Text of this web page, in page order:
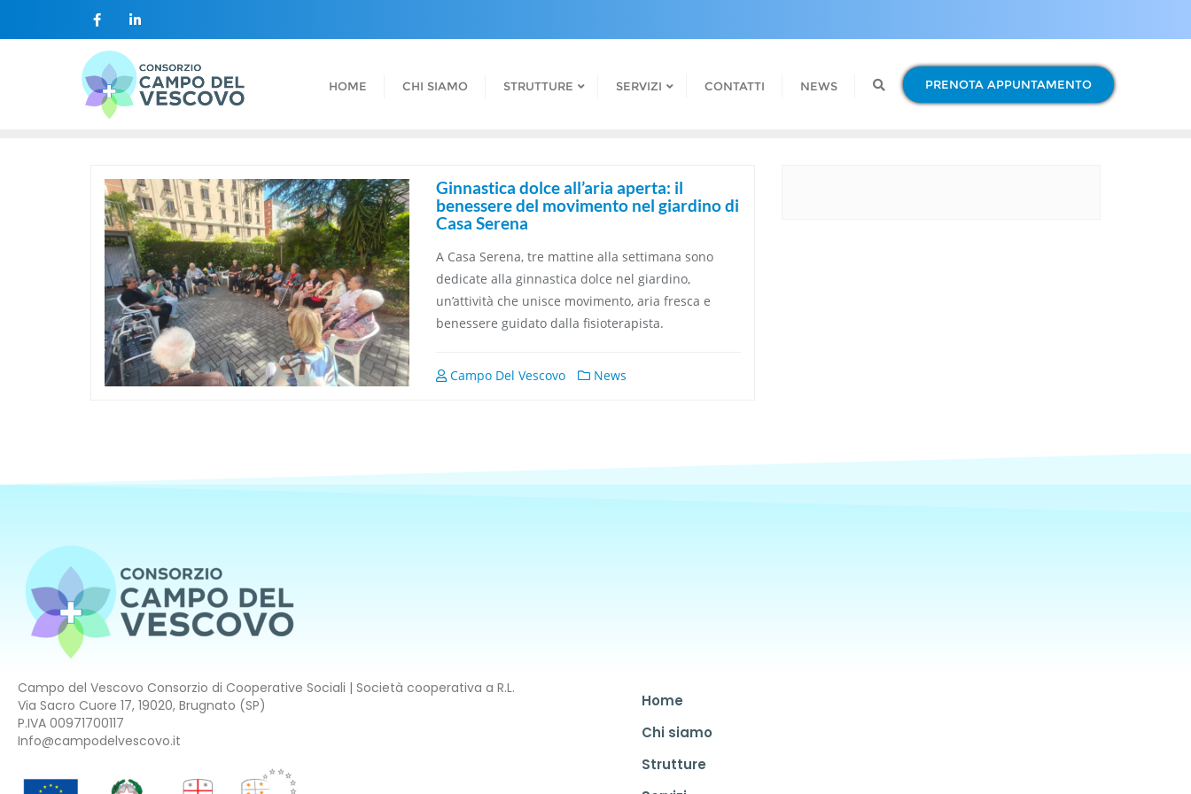
HOME CHI SIAMO STRUTTURE SERVIZI CONTATTI NEWS PRENOTA APPUNTAMENTO
Ginnastica dolce all’aria aperta: il
benessere del movimento nel giardino di
Casa Serena
A Casa Serena, tre mattine alla settimana sono
dedicate alla ginnastica dolce nel giardino,
un’attività che unisce movimento, aria fresca e
benessere guidato dalla fisioterapista.
Campo Del Vescovo News
Campo del Vescovo Consorzio di Cooperative Sociali | Società cooperativa a R.L.
Via Sacro Cuore 17, 19020, Brugnato (SP)
P.IVA 00971700117
Info@campodelvescovo.it
Home
Chi siamo
Strutture